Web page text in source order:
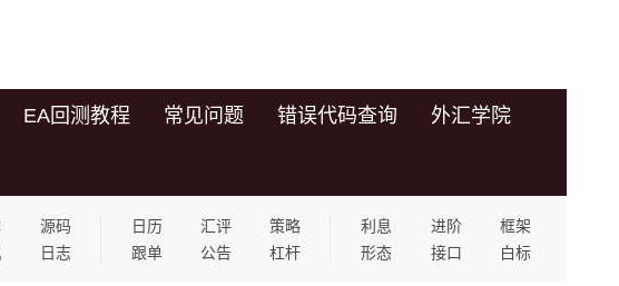
EA回测教程 常见问题 错误代码查询 外汇学院
源码
日志
日历 汇评
策略
跟单
公告 杠杆
利息 进阶
框架
形态
接口 白标